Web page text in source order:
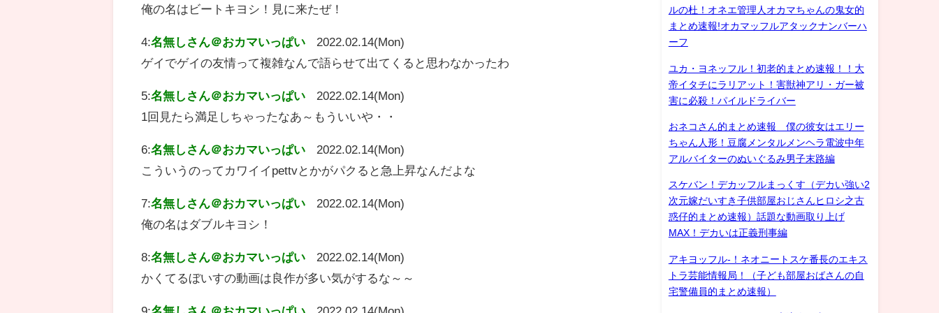
俺の名はビートキヨシ！見に来たぜ！
4:名無しさん＠おカマいっぱい
2022.02.14(Mon)
ゲイでゲイの友情って複雑なんで語らせて出てくると思わなかったわ
5:名無しさん＠おカマいっぱい
2022.02.14(Mon)
1回見たら満足しちゃったなあ～もういいや・・
6:名無しさん＠おカマいっぱい
2022.02.14(Mon)
こういうのってカワイイpettvとかがパクると急上昇なんだよな
7:名無しさん＠おカマいっぱい
2022.02.14(Mon)
俺の名はダブルキヨシ！
8:名無しさん＠おカマいっぱい
2022.02.14(Mon)
かくてるぼいすの動画は良作が多い気がするな～～
ルの杜！オネエ管理人オカマちゃんの鬼女的
まとめ速報!オカマッフルアタックナンバーハ
ーフ
ユカ・ヨネッフル！初老的まとめ速報！！大
帝イタチにラリアット！害獣神アリ・ガー被
害に必殺！パイルドライバー
おネコさん的まとめ速報 僕の彼女はエリー
ちゃん人形！豆腐メンタルメンヘラ電波中年
アルバイターのぬいぐるみ男子末路編
スケバン！デカッフルまっくす（デカい強い2
次元嫁だいすき子供部屋おじさんヒロシ之古
惑仔的まとめ速報）話題な動画取り上げ
MAX！デカいは正義刑事編
アキヨッフル-！ネオニートスケ番長のエキス
トラ芸能情報局！（子ども部屋おばさんの自
宅警備員的まとめ速報）